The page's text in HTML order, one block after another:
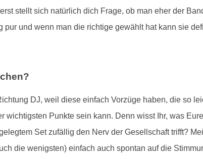
stellt sich natürlich dich Frage, ob man eher der
und wenn man die richtige gewählt hat kann sie
DJ, weil diese einfach Vorzüge haben, die so
wichtigsten Punkte sein kann. Denn wisst Ihr, was
Set zufällig den Nerv der Gesellschaft trifft?
die wenigsten) einfach auch spontan auf die